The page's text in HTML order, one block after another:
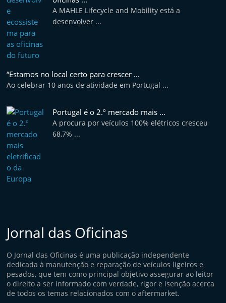
A MAHLE Lifecycle and Mobility está a
desenvolver ...
“Estamos no local certo para crescer ...
Ao celebrar 10 anos de atividade em Portugal ...
Portugal é o 2.º mercado mais ...
A procura por veículos 100% elétricos cresceu
68,7% ...
Jornal das Oficinas
O Jornal das Oficinas é uma publicação independente
dedicada à manutenção e reparação de veículos ligeiros e
pesados, que tem como principal objetivo assegurar ao leitor
o direito a ser informado com verdade, rigor e isenção acerca
de todos os temas relacionados com o aftermarket.